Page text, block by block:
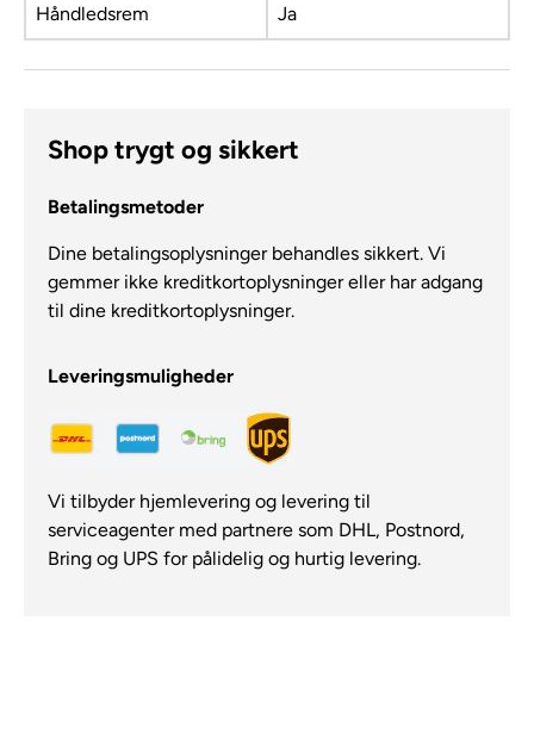
Håndledsrem Ja
Shop trygt og sikkert
Betalingsmetoder
Dine betalingsoplysninger behandles sikkert. Vi
gemmer ikke kreditkortoplysninger eller har adgang
til dine kreditkortoplysninger.
Leveringsmuligheder
Vi tilbyder hjemlevering og levering til
serviceagenter med partnere som DHL, Postnord,
Bring og UPS for pålidelig og hurtig levering.